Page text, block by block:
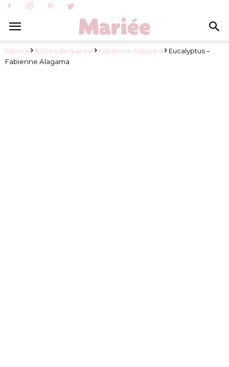
Mariée Robes de mariée Fabienne Alagama
Eucalyptus –
Fabienne Alagama